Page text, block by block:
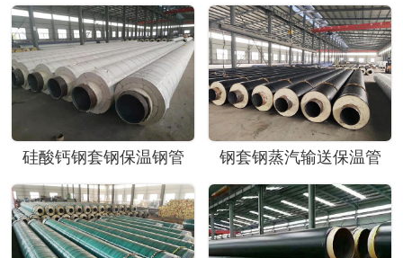
硅酸钙钢套钢保温钢管 钢套钢蒸汽输送保温管